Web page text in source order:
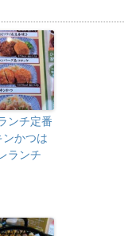
ンチ定番
ンかつは
ランチ